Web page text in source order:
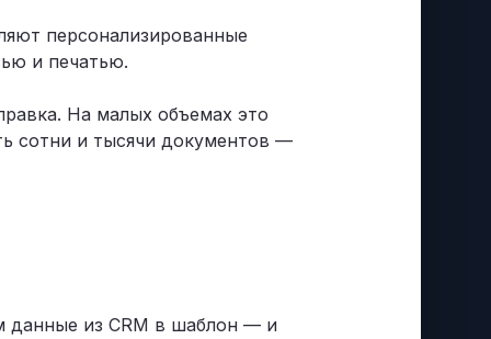
персонализированные
и печатью.
На малых объемах это
сотни и тысячи документов —
данные из CRM в шаблон — и